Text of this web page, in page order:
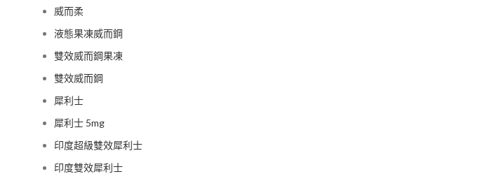
威而柔
液態果凍威而鋼
雙效威而鋼果凍
雙效威而鋼
犀利士
犀利士 5mg
印度超級雙效犀利士
印度雙效犀利士